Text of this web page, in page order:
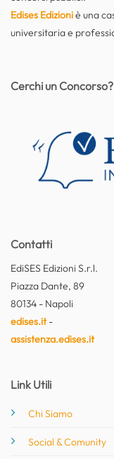
Edises Edizioniè una
universitaria e
Contatti
EdiSES Edizioni S.r.l.
Piazza Dante, 89
80134 - Napoli
edises.it-
assistenza.edises.it
Link Utili
Chi Siamo
Social & Comunity
Cerchi un